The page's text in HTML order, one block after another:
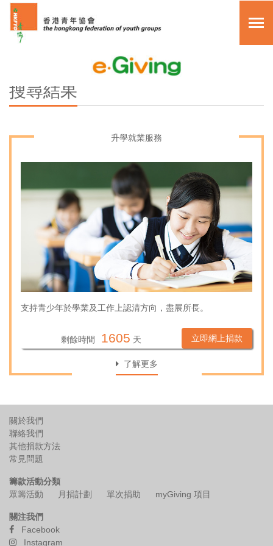
其他捐款方法
主頁
月捐計劃
myGiving 項目
關於我們
其他捐款方法
English
搜尋結果
升學就業服務
支持青少年於學業及工作上認清方向，盡展所長。
剩餘時間 1605 天 立即網上捐款
了解更多
關於我們
聯絡我們
其他捐款方法
常見問題
籌款活動分類
眾籌活動
月捐計劃 單次捐助 myGiving 項目
關注我們
Facebook
Instagram